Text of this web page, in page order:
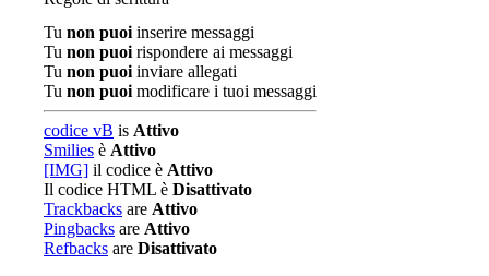
Tu non puoi inserire messaggi
Tu non puoi rispondere ai messaggi
Tu non puoi inviare allegati
Tu non puoi modificare i tuoi messaggi
codice vB is Attivo
Smilies è Attivo
[IMG] il codice è Attivo
Il codice HTML è Disattivato
Trackbacks are Attivo
Pingbacks are Attivo
Refbacks are Disattivato